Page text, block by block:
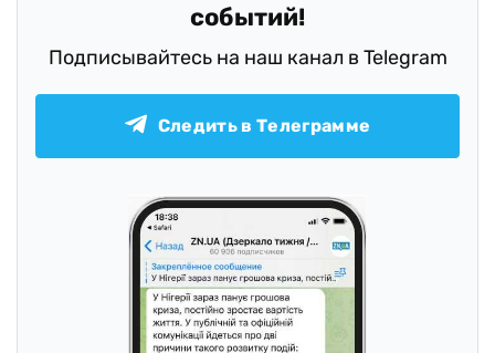
событий!
Подписывайтесь на наш канал в Telegram
Следить в Телеграмме